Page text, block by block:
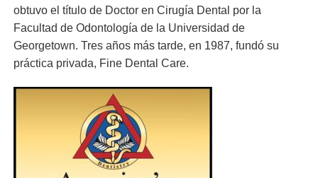
obtuvo el título de Doctor en Cirugía Dental por la
Facultad de Odontología de la Universidad de
Georgetown. Tres años más tarde, en 1987, fundó su
práctica privada, Fine Dental Care.